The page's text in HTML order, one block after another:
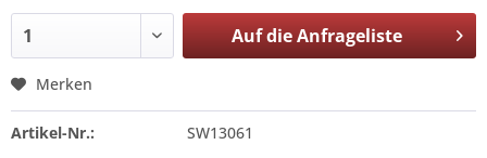
Auf dieAnfrageliste
Merken
Artikel-Nr.: SW13061